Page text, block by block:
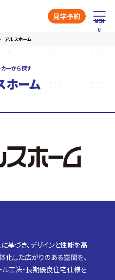
見学予約
アルスホーム
ーから探す
ホーム
基づき、デザインと性能を高
化した広がりのある空間を、
ル工法・長期優良住宅仕様を